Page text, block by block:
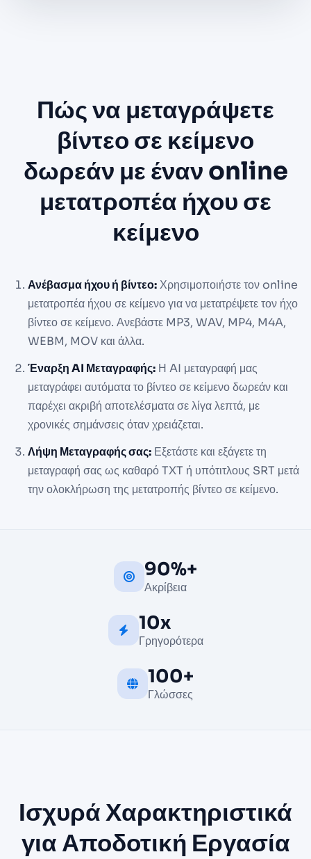
Πώς να μεταγράψετε
βίντεο σε κείμενο
δωρεάν με έναν online
μετατροπέα ήχου σε
κείμενο
Ανέβασμα ήχου ή βίντεο:Χρησιμοποιήστε τον online
μετατροπέα ήχου σε κείμενο για να μετατρέψετε τον ήχο
βίντεο σε κείμενο. Ανεβάστε MP3, WAV, MP4, M4A,
WEBM, MOV και άλλα.
Έναρξη AI Μεταγραφής: Η AI μεταγραφή μας
μεταγράφει αυτόματα το βίντεο σε κείμενο δωρεάν και
παρέχει ακριβή αποτελέσματα σε λίγα λεπτά, με
χρονικές σημάνσεις όταν χρειάζεται.
Λήψη Μεταγραφής σας: Εξετάστε και εξάγετε τη
μεταγραφή σας ως καθαρό TXT ή υπότιτλους SRT μετά
την ολοκλήρωση της μετατροπής βίντεο σε κείμενο.
90%+
Ακρίβεια
10x
Γρηγορότερα
100+
Γλώσσες
Ισχυρά Χαρακτηριστικά
για Αποδοτική Εργασία